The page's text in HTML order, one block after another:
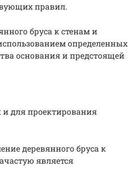
правил.
бруса к стенам и
определенных
основания и предстоящей
и для проектирования
деревянного бруса к
является